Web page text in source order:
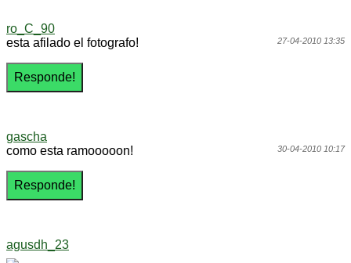
ro_C_90
27-04-2010 13:35
esta afilado el fotografo!
gascha
30-04-2010 10:17
como esta ramooooon!
agusdh_23